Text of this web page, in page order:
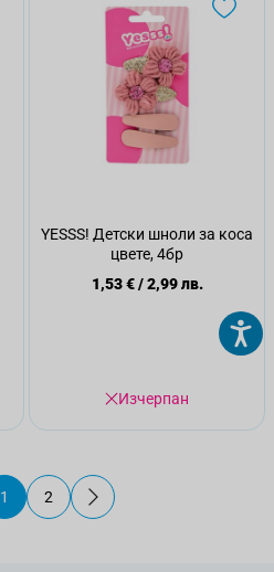
YESSS! Детски шноли за коса
цвете, 4бр
1,53 €/2,99 лв.
Изчерпан
В момента четете страница
1
Страница
2